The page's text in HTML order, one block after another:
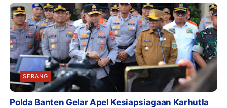
SERANG
Polda Banten Gelar Apel Kesiapsiagaan Karhutla